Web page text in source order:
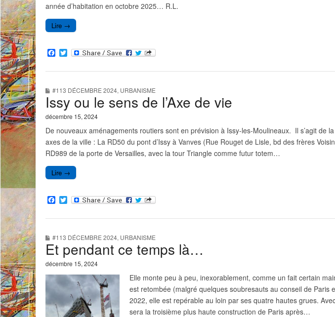
année d’habitation en octobre 2025… R.L.
Lire →
F
a
c
o
o
k
T
w
i
e
r
#113 DÉCEMBRE 2024, URBANISME
Issy ou le sens de l’Axe de vie
décembre 15, 2024
De nouveaux aménagements routiers sont en prévision à Issy-les-Moulineaux. Il s’agit de
axes de la ville : La RD50 du pont d’Issy à Vanves (Rue Rouget de Lisle, bd des frères
RD989 de la porte de Versailles, avec la tour Triangle comme futur totem…
Lire →
F
a
c
o
o
k
T
w
i
e
r
#113 DÉCEMBRE 2024, URBANISME
Et pendant ce temps là…
décembre 15, 2024
Elle monte peu à peu, inexorablement, comme un fait certain
est retombée (malgré quelques soubresauts au conseil de Paris
2022, elle est repérable au loin par ses quatre hautes grues.
sera la troisième plus haute construction de Paris après…